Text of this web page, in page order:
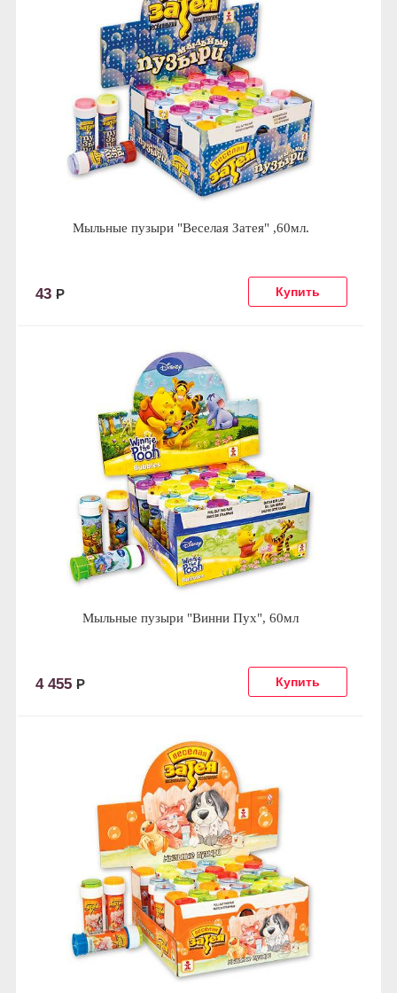
Мыльные пузыри "Веселая Затея" ,60мл.
43 Р
Мыльные пузыри "Винни Пух", 60мл
4 455 Р